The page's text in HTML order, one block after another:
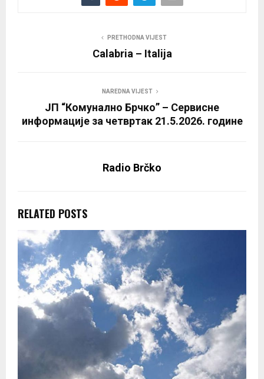
PRETHODNA VIJEST
Calabria – Italija
NAREDNA VIJEST
ЈП “Комунално Брчко” – Сервисне
информације за четвртак 21.5.2026. године
Radio Brčko
RELATED POSTS